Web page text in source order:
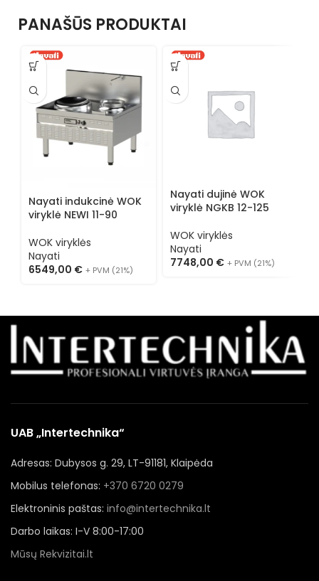
PANAŠŪS PRODUKTAI
Nayati indukcinė WOK
viryklė NEWI 11-90
WOK viryklės
Nayati
6549,00 € + PVM (21%)
Nayati dujinė WOK
viryklė NGKB 12-125
WOK viryklės
Nayati
7748,00 € + PVM (21%)
UAB „Intertechnika“
Adresas: Dubysos g. 29, LT-91181, Klaipėda
Mobilus telefonas: +370 6720 0279
Elektroninis paštas: info@intertechnika.lt
Darbo laikas: I-V 8:00-17:00
Mūsų Rekvizitai.lt